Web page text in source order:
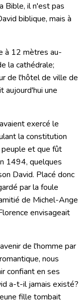
Bible, il n'est pas
biblique, mais à
à 12 mètres au-
la cathédrale;
de l'hôtel de ville de
aujourd'hui une
exercé le
la constitution
peuple et que fût
1494, quelques
David. Placé donc
par la foule
de Michel-Ange
envisageait
de l'homme par
nous
confiant en ses
a-t-il jamais existé?
fille tombait